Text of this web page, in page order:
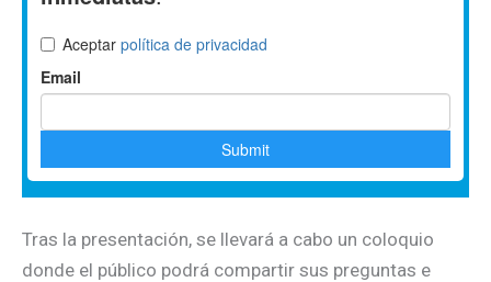
Tras la presentación, se llevará a cabo un coloquio
donde el público podrá compartir sus preguntas e